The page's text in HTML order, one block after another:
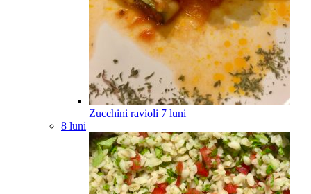
Zucchini ravioli 7 luni
8 luni